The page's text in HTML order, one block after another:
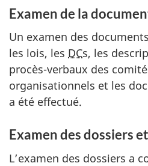
Examen de la
Un examen des
les lois, les DCs, les
procès-verbaux des
organisationnels et les
a été effectué.
Examen des dossiers
L’examen des dossiers a